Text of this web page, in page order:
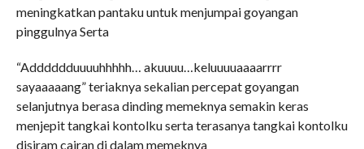
meningkatkan pantaku untuk menjumpai goyangan
pinggulnya Serta
“Adddddduuuuhhhhh… akuuuu…keluuuuaaaarrrr
sayaaaaang” teriaknya sekalian percepat goyangan
selanjutnya berasa dinding memeknya semakin keras
menjepit tangkai kontolku serta terasanya tangkai kontolku
disiram cairan di dalam memeknya